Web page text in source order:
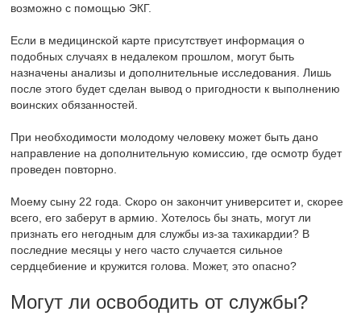
возможно с помощью ЭКГ.
Если в медицинской карте присутствует информация о
подобных случаях в недалеком прошлом, могут быть
назначены анализы и дополнительные исследования. Лишь
после этого будет сделан вывод о пригодности к выполнению
воинских обязанностей.
При необходимости молодому человеку может быть дано
направление на дополнительную комиссию, где осмотр будет
проведен повторно.
Моему сыну 22 года. Скоро он закончит университет и, скорее
всего, его заберут в армию. Хотелось бы знать, могут ли
признать его негодным для службы из-за тахикардии? В
последние месяцы у него часто случается сильное
сердцебиение и кружится голова. Может, это опасно?
Могут ли освободить от службы?